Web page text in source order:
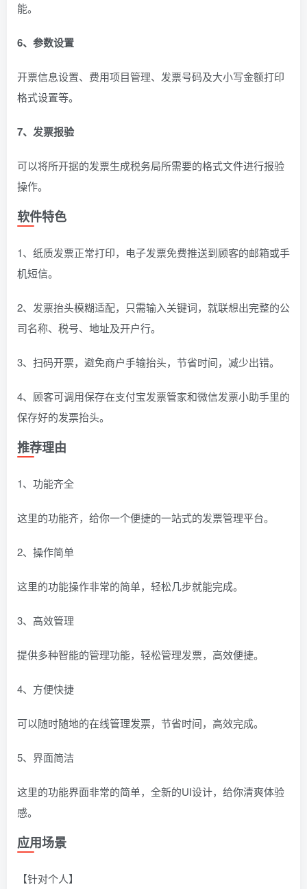
能。
6、参数设置
开票信息设置、费用项目管理、发票号码及大小写金额打印
格式设置等。
7、发票报验
可以将所开据的发票生成税务局所需要的格式文件进行报验
操作。
软件特色
1、纸质发票正常打印，电子发票免费推送到顾客的邮箱或手
机短信。
2、发票抬头模糊适配，只需输入关键词，就联想出完整的公
司名称、税号、地址及开户行。
3、扫码开票，避免商户手输抬头，节省时间，减少出错。
4、顾客可调用保存在支付宝发票管家和微信发票小助手里的
保存好的发票抬头。
推荐理由
1、功能齐全
这里的功能齐，给你一个便捷的一站式的发票管理平台。
2、操作简单
这里的功能操作非常的简单，轻松几步就能完成。
3、高效管理
提供多种智能的管理功能，轻松管理发票，高效便捷。
4、方便快捷
可以随时随地的在线管理发票，节省时间，高效完成。
5、界面简洁
这里的功能界面非常的简单，全新的UI设计，给你清爽体验
感。
应用场景
【针对个人】